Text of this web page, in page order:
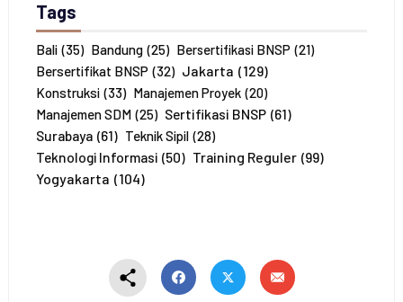
e
s
e
r
t
a
*
Tags
Bali (35) Bandung (25) Bersertifikasi BNSP (21)
Bersertifikat BNSP (32) Jakarta (129)
Konstruksi (33) Manajemen Proyek (20)
Manajemen SDM (25) Sertifikasi BNSP (61)
Surabaya (61) Teknik Sipil (28)
Teknologi Informasi (50) Training Reguler (99)
Yogyakarta (104)